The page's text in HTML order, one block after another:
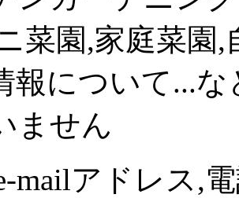
菜園,家庭菜園
報について...
ません
mailアドレス,